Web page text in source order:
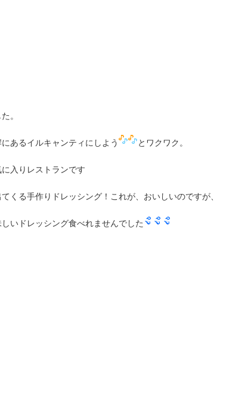
。
あるイルキャンティにしよう とワクワク。
入りレストランです
くる手作りドレッシング！これが、おいしいのですが、
いドレッシング食べれませんでした